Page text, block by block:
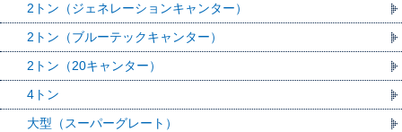
2トン（ジェネレーションキャンター）
2トン（ブルーテックキャンター）
2トン（20キャンター）
4トン
大型（スーパーグレート）